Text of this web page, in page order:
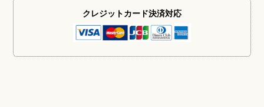
クレジットカード決済対応